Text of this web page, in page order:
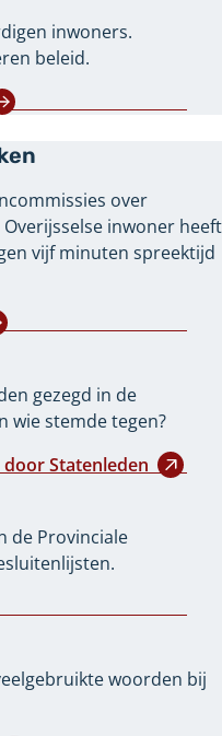
inwoners.
beleid.
over
inwoner heeft
vijf minuten spreektijd
gezegd in de
wie stemde tegen?
Statenleden
de Provinciale
woorden bij